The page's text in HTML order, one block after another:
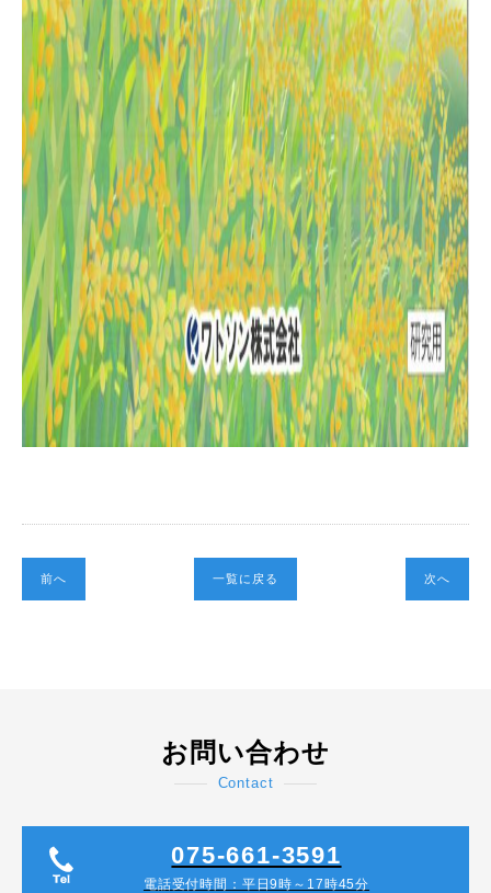
一覧に戻る
前へ 次へ
お問い合わせ
Contact
075-661-3591
電話受付時間：平日9時～17時45分